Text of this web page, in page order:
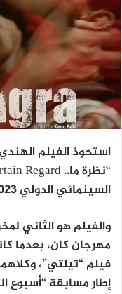
استحوذ الفيلم
السينمائي الدولي 2023، على اهتمام النقاد والجمهور.
والفيلم هو الثاني
فيلم “تيلتي”،
إطار مسابقة “أسبوع